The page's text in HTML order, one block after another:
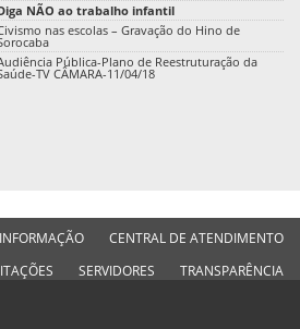
NÃO ao trabalho infantil
nas escolas – Gravação do Hino de
Pública-Plano de Reestruturação da
TV CÂMARA-11/04/18
CENTRAL DE ATENDIMENTO
SERVIDORES TRANSPARÊNCIA